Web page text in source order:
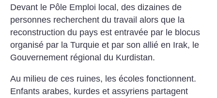
Devant le Pôle Emploi local, des dizaines de
personnes recherchent du travail alors que la
reconstruction du pays est entravée par le blocus
organisé par la Turquie et par son allié en Irak, le
Gouvernement régional du Kurdistan.
Au milieu de ces ruines, les écoles fonctionnent.
Enfants arabes, kurdes et assyriens partagent